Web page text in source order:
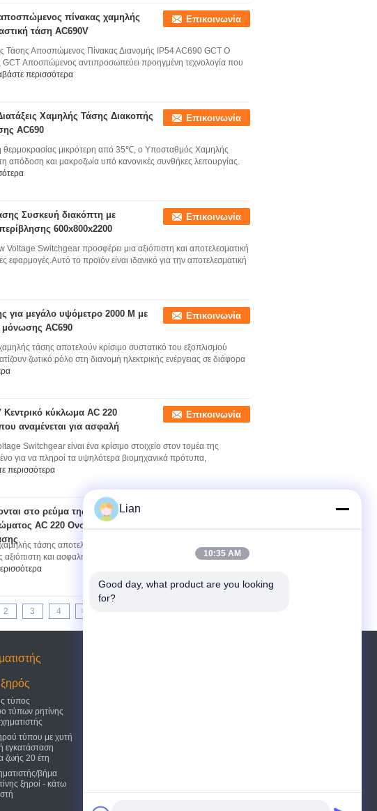
πίνακας χαμηλής
τάση AC690V
Επικοινωνία
Αποσπώμενος Πίνακας Διανομής IP54 AC690 GCT Ο
GCT Αποσπώμενος αντιπροσωπεύει προηγμένη τεχνολογία που
περισσότερα
Χαμηλής Τάσης Διακοπής
AC690
Επικοινωνία
θερμοκρασίας μικρότερη από 35℃, ο Υποσταθμός Χαμηλής
απόδοση και μακροζωία υπό κανονικές συνθήκες λειτουργίας.
Συσκευή διακόπτη με
600x800x2200
Επικοινωνία
Switchgear προσφέρει μια αξιόπιστη και αποτελεσματική
εφαρμογές.Αυτό το προϊόν είναι ιδανικό για την αποτελεσματική
για μεγάλο υψόμετρο 2000 M με
μόνωσης AC690
Επικοινωνία
τάσης αποτελούν κρίσιμο συστατικό του εξοπλισμού
ζωτικό ρόλο στη διανομή ηλεκτρικής ενέργειας σε διάφορα
κύκλωμα AC 220
αναμένεται για ασφαλή
Επικοινωνία
Switchgear είναι ένα κρίσιμο στοιχείο στον τομέα της
για να πληροί τα υψηλότερα βιομηχανικά πρότυπα,
περισσότερα
στο ρεύμα της ράβδου
AC 220 Ονομαστική τάση
τάσης αποτελούν βασικό στοιχείο του εξοπλισμού
και ασφαλή λειτουργία για διάφορες βιομηχανικές
2 3 4 >>
τύπος
τύπων ρητίνης
τύπου με χυτή
εγκατάσταση
ζωής 20 έτη
βήμα
ξηροί - κάτω
Lian
10:35 AM
Good day, what product are you looking
for?